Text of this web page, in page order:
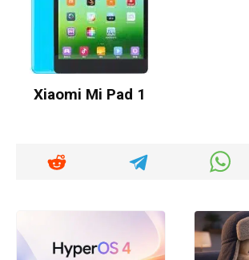
Xiaomi Mi Pad 1